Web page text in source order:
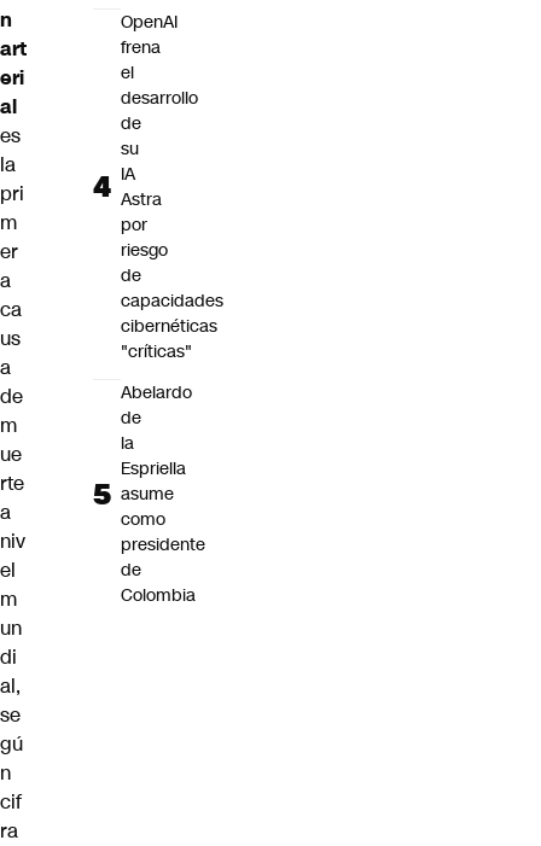
n
art
eri
al
es
la
pri
m
er
a
ca
us
a
de
m
ue
rte
a
niv
el
m
un
di
al,
se
gú
n
cif
ra
OpenAI
frena
el
desarrollo
de
su
IA
Astra
por
riesgo
de
capacidades
cibernéticas
"críticas"
Abelardo
de
la
Espriella
asume
como
presidente
de
Colombia